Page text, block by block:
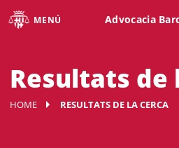
MENÚ Advocacia
Resultats de
HOME RESULTATS DE LA CERCA